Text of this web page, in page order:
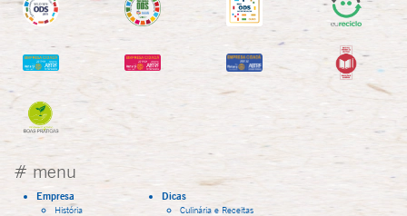
# menu
Empresa
História
Dicas
Culinária e Receitas